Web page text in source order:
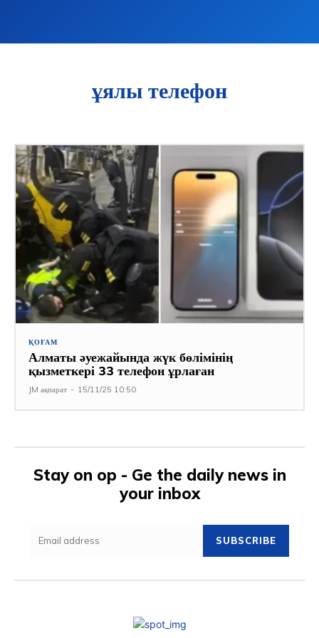
ұялы телефон
ҚОҒАМ
Алматы әуежайында жүк бөлімінің
қызметкері 33 телефон ұрлаған
JM ақпарат - 15/11/25 10:50
Stay on op - Ge the daily news in
your inbox
SUBSCRIBE